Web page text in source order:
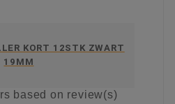
KORT 12STK ZWART
19MM
based on review(s)